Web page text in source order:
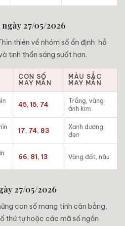
27/05/2026
thiên về nhóm số ổn định, hỗ
tinh thần sáng suốt hơn.
CON SỐ
MAY MẮN
MÀU SẮC
MAY MẮN
45, 15, 74
Trắng, vàng
ánh kim
17, 74, 83
Xanh dương,
đen
66, 81, 13 Vàng đất, nâu
27/05/2026
con số mang tính cân bằng,
thứ tự hoặc các mã số ngắn